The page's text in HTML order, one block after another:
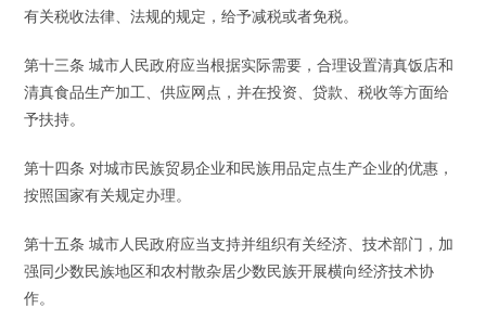
有关税收法律、法规的规定，给予减税或者免税。
第十三条 城市人民政府应当根据实际需要，合理设置清真饭店和
清真食品生产加工、供应网点，并在投资、贷款、税收等方面给
予扶持。
第十四条 对城市民族贸易企业和民族用品定点生产企业的优惠，
按照国家有关规定办理。
第十五条 城市人民政府应当支持并组织有关经济、技术部门，加
强同少数民族地区和农村散杂居少数民族开展横向经济技术协
作。